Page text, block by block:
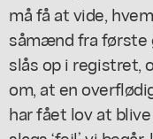
må få at vide,
såmænd fra første
slås op i registret,
om, at en
har fået lov at